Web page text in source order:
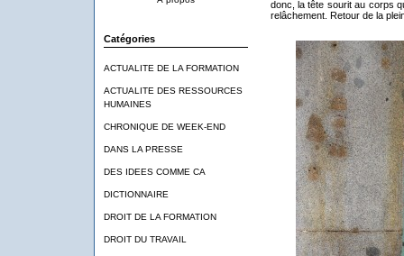
Catégories
ACTUALITE DE LA FORMATION
ACTUALITE DES RESSOURCES
HUMAINES
CHRONIQUE DE WEEK-END
DANS LA PRESSE
DES IDEES COMME CA
DICTIONNAIRE
DROIT DE LA FORMATION
DROIT DU TRAVAIL
donc, la tête sourit au corps
relâchement. Retour de la